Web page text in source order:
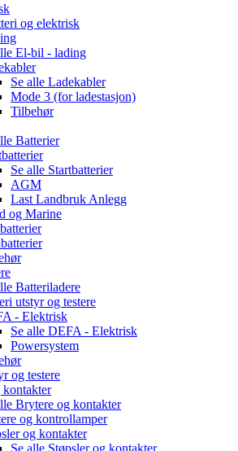
og elektrisk
El-bil - lading
Se alle Ladekabler
Mode 3 (for ladestasjon)
Tilbehør
Batterier
Se alle Startbatterier
AGM
Last Landbruk Anlegg
og Marine
Batteriladere
utstyr og testere
- Elektrisk
Se alle DEFA - Elektrisk
Powersystem
og testere
Brytere og kontakter
og kontrollamper
og kontakter
Se alle Støpsler og kontakter